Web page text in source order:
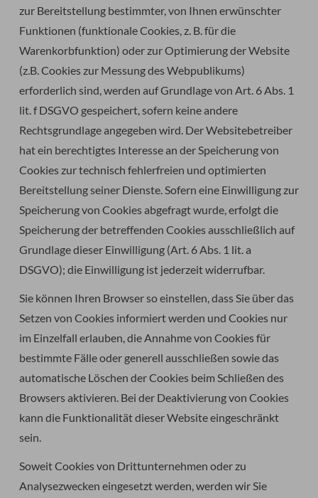
zur Bereitstellung bestimmter, von Ihnen erwünschter
Funktionen (funktionale Cookies, z. B. für die
Warenkorbfunktion) oder zur Optimierung der Website
(z.B. Cookies zur Messung des Webpublikums)
erforderlich sind, werden auf Grundlage von Art. 6 Abs. 1
lit. f DSGVO gespeichert, sofern keine andere
Rechtsgrundlage angegeben wird. Der Websitebetreiber
hat ein berechtigtes Interesse an der Speicherung von
Cookies zur technisch fehlerfreien und optimierten
Bereitstellung seiner Dienste. Sofern eine Einwilligung zur
Speicherung von Cookies abgefragt wurde, erfolgt die
Speicherung der betreffenden Cookies ausschließlich auf
Grundlage dieser Einwilligung (Art. 6 Abs. 1 lit. a
DSGVO); die Einwilligung ist jederzeit widerrufbar.
Sie können Ihren Browser so einstellen, dass Sie über das
Setzen von Cookies informiert werden und Cookies nur
im Einzelfall erlauben, die Annahme von Cookies für
bestimmte Fälle oder generell ausschließen sowie das
automatische Löschen der Cookies beim Schließen des
Browsers aktivieren. Bei der Deaktivierung von Cookies
kann die Funktionalität dieser Website eingeschränkt
sein.
Soweit Cookies von Drittunternehmen oder zu
Analysezwecken eingesetzt werden, werden wir Sie